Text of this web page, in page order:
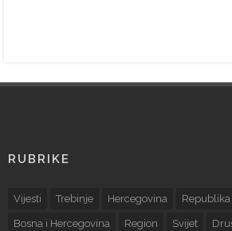
RUBRIKE
Vijesti Trebinje Hercegovina
Bosna i Hercegovina Region Svijet